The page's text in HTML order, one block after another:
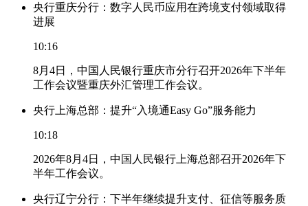
央行重庆分行：数字人民币应用在跨境支付领域取得
进展
10:16
8月4日，中国人民银行重庆市分行召开2026年下半年
工作会议暨重庆外汇管理工作会议。
央行上海总部：提升“入境通Easy Go”服务能力
10:18
2026年8月4日，中国人民银行上海总部召开2026年下
半年工作会议。
央行辽宁分行：下半年继续提升支付、征信等服务质